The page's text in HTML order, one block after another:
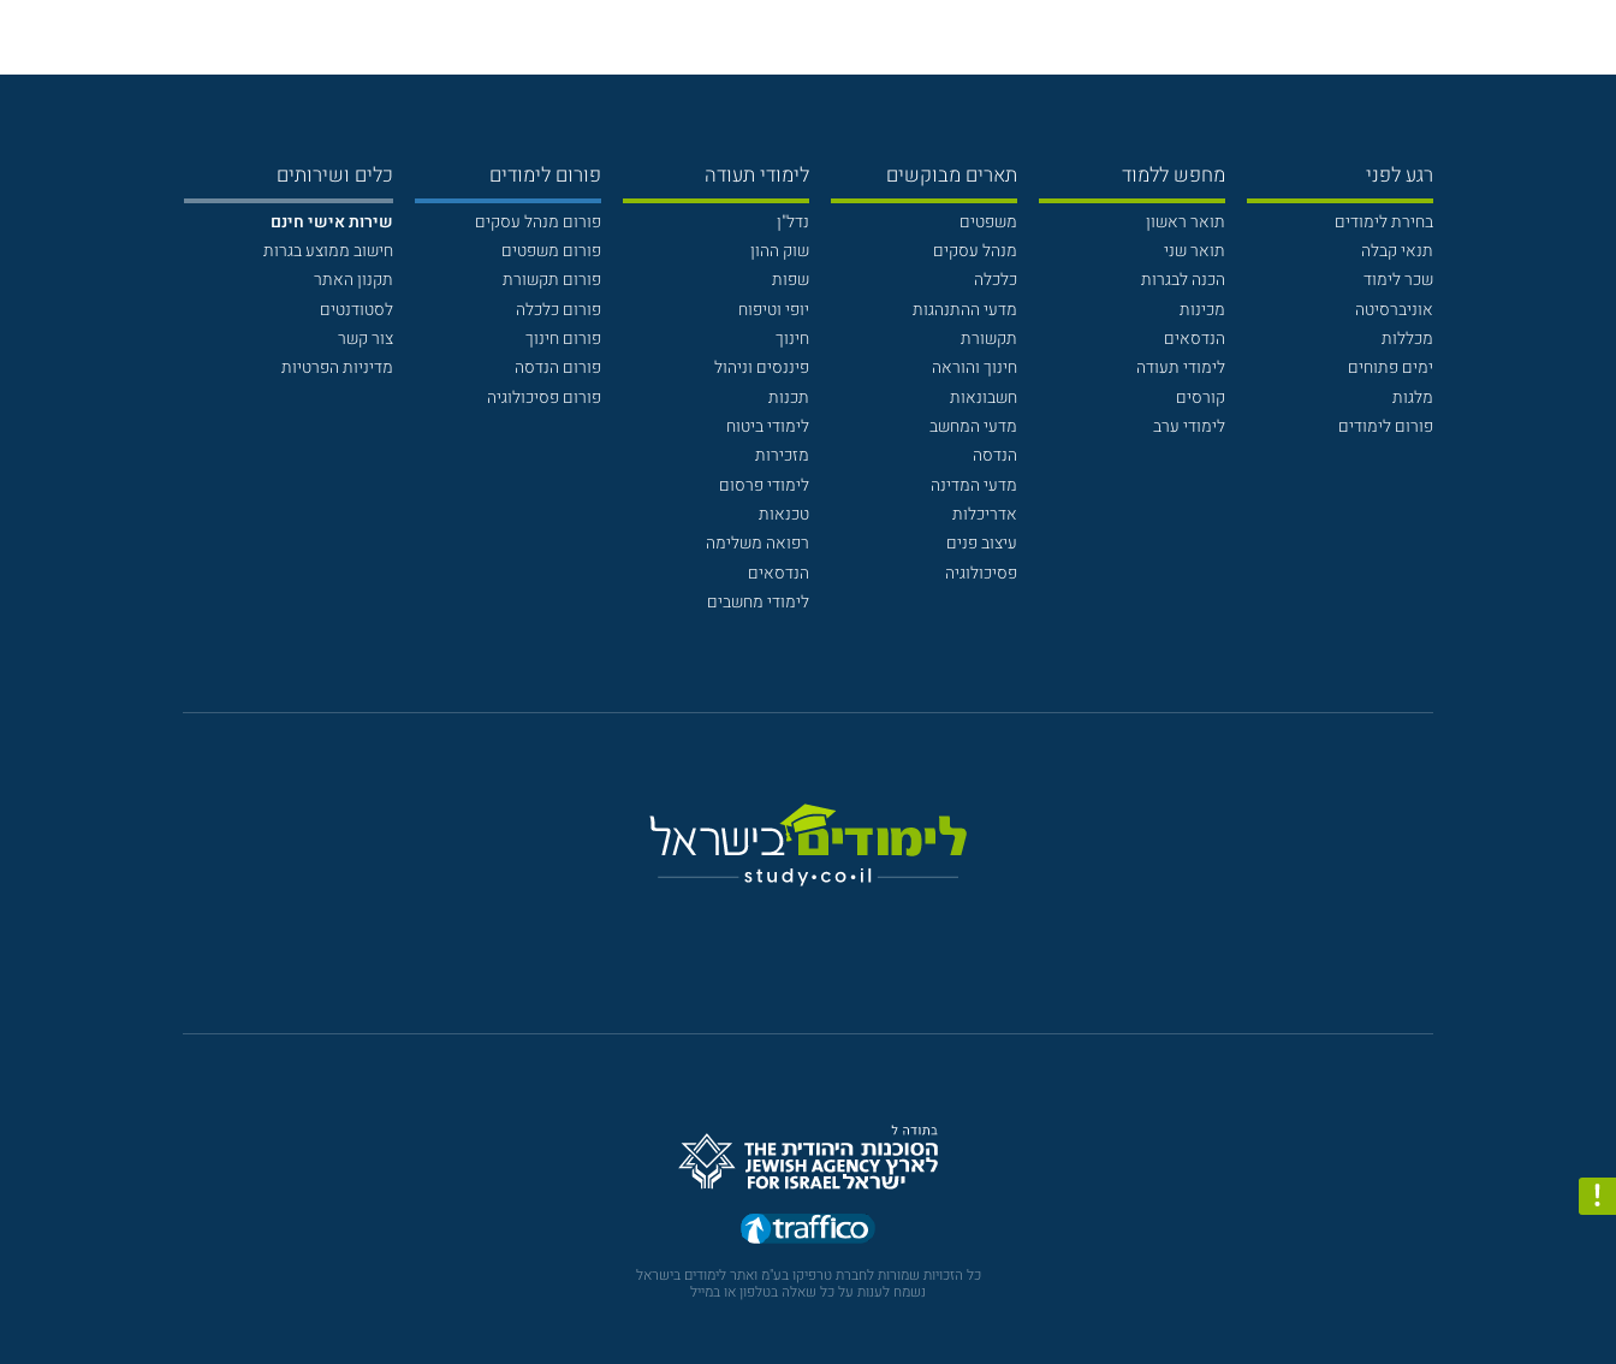
רגע לפני
בחירת לימודים
תנאי קבלה
שכר לימוד
אוניברסיטה
מכללות
ימים פתוחים
מלגות
פורום לימודים
מחפש ללמוד
תואר ראשון
תואר שני
הכנה לבגרות
מכינות
הנדסאים
לימודי תעודה
קורסים
לימודי ערב
תארים מבוקשים
משפטים
מנהל עסקים
כלכלה
מדעי ההתנהגות
תקשורת
חינוך והוראה
חשבונאות
מדעי המחשב
הנדסה
מדעי המדינה
אדריכלות
עיצוב פנים
פסיכולוגיה
לימודי תעודה
נדל"ן
שוק ההון
שפות
יופי וטיפוח
חינוך
פיננסים וניהול
תכנות
לימודי ביטוח
מזכירות
לימודי פרסום
טכנאות
רפואה משלימה
הנדסאים
לימודי מחשבים
פורום לימודים
פורום מנהל עסקים
פורום משפטים
פורום תקשורת
פורום כלכלה
פורום חינוך
פורום הנדסה
פורום פסיכולוגיה
כלים ושירותים
שירות אישי חינם
חישוב ממוצע בגרות
תקנון האתר
לסטודנטים
צור קשר
מדיניות הפרטיות
כל הזכויות שמורות לחברת טרפיקו בע"מ ואתר לימודים בישראל
נשמח לענות על כל שאלה בטלפון או במייל